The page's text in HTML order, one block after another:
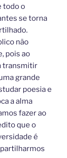
todo o
se torna
não
pois ao
transmitir
grande
poesia e
a alma
fazer ao
que o
é